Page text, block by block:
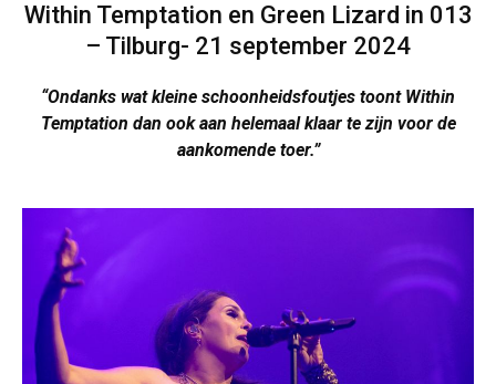
Within Temptation en Green Lizard in 013
– Tilburg- 21 september 2024
“Ondanks wat kleine schoonheidsfoutjes toont Within
Temptation dan ook aan helemaal klaar te zijn voor de
aankomende toer.”